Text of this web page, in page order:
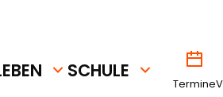
SCHULE
Termine